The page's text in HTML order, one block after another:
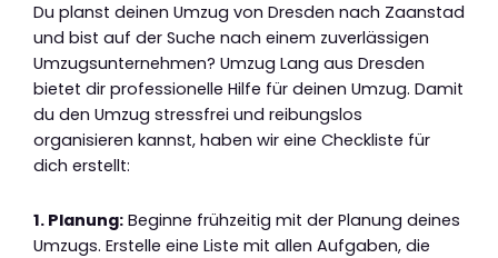
Du planst deinen Umzug von Dresden nach Zaanstad
und bist auf der Suche nach einem zuverlässigen
Umzugsunternehmen? Umzug Lang aus Dresden
bietet dir professionelle Hilfe für deinen Umzug. Damit
du den Umzug stressfrei und reibungslos
organisieren kannst, haben wir eine Checkliste für
dich erstellt:
1. Planung: Beginne frühzeitig mit der Planung deines
Umzugs. Erstelle eine Liste mit allen Aufgaben, die